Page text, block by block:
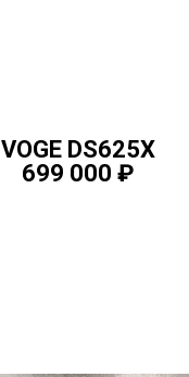
VOGE DS625X
699 000 ₽